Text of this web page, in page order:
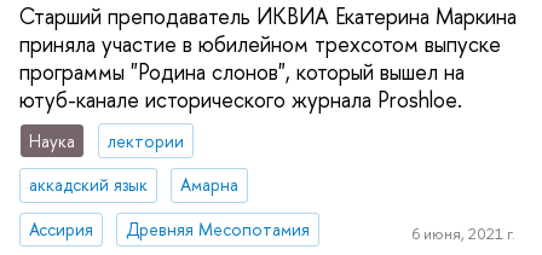
Старший преподаватель ИКВИА Екатерина Маркина
приняла участие в юбилейном трехсотом выпуске
программы "Родина слонов", который вышел на
ютуб-канале исторического журнала Proshloe.
Наука
лектории
аккадский язык
Амарна
Ассирия
Древняя Месопотамия 6 июня, 2021 г.